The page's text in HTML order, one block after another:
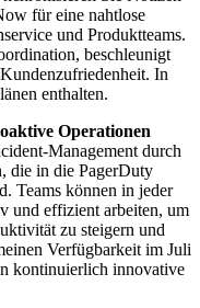
für eine nahtlose
und Produktteams.
beschleunigt
In
enthalten.
Operationen
Management durch
die in die PagerDuty
Teams können in jeder
und effizient arbeiten, um
zu steigern und
Verfügbarkeit im Juli
kontinuierlich innovative